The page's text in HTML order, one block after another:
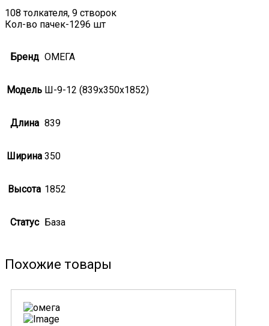
108 толкателя, 9 створок
Кол-во пачек-1296 шт
Бренд ОМЕГА
Модель Ш-9-12 (839х350х1852)
Длина 839
Ширина 350
Высота 1852
Статус База
Похожие товары